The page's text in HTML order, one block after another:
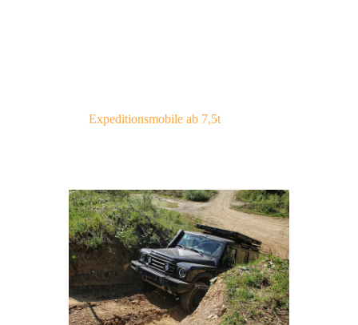
Expeditionsmobile ab 7,5t